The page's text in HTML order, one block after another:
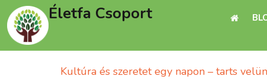
Életfa Csoport
Kultúra és szeretet egy napon – tarts